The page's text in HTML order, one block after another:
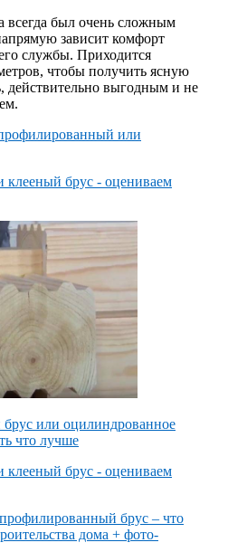
всегда был очень сложным
зависит комфорт
службы. Приходится
чтобы получить ясную
действительно выгодным и не